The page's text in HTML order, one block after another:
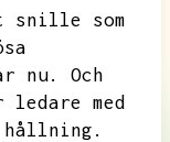
som
nu. Och
med